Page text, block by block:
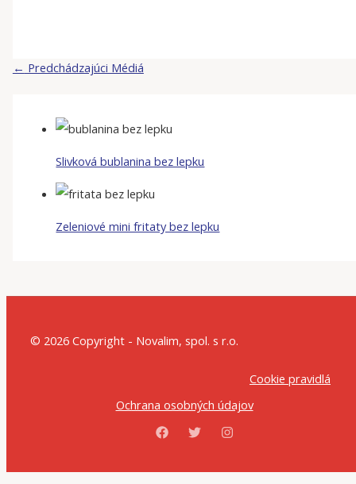
← Predchádzajúci Médiá
Slivková bublanina bez lepku
Zeleniové mini fritaty bez lepku
© 2026 Copyright - Novalim, spol. s r.o.
Cookie pravidlá
Ochrana osobných údajov